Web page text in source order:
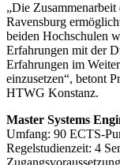
„Die
Ravensburg
beiden Hochschulen
Erfahrungen mit der
Erfahrungen im
einzusetzen“, betont
HTWG Konstanz.
Master Systems
Umfang: 90 ECTS-
Regelstudienzeit: 4